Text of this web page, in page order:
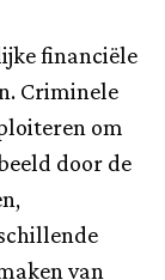
financiële
Criminele
om
door de
van